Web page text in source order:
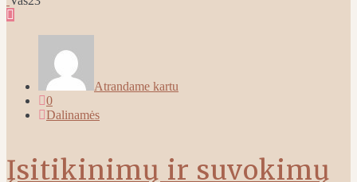
Atrandame kartu
0
Dalinamės
Įsitikinimų ir suvokimų